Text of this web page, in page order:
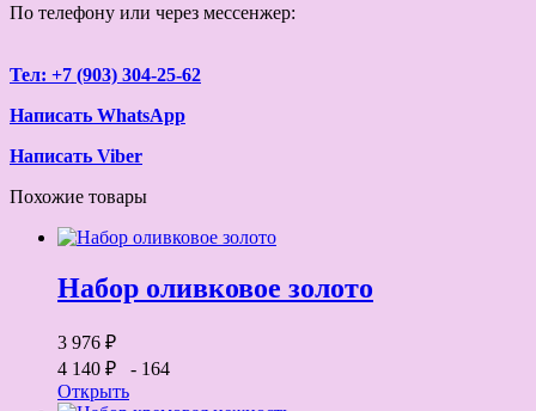
По телефону или через мессенжер:
Тел: +7 (903) 304-25-62
Написать WhatsApp
Написать Viber
Похожие товары
Набор оливковое золото
3 976 ₽
4 140 ₽ - 164
Открыть